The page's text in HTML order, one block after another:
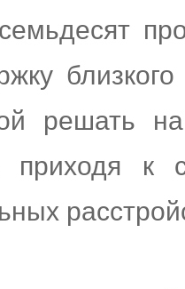
решать
приходя к